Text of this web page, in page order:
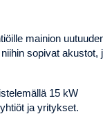
mainion
sopivat akustot,
15 kW
ja yritykset.